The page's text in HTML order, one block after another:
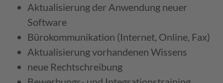
Aktualisierung der Anwendung neuer
Software
Bürokommunikation (Internet, Online, Fax)
Aktualisierung vorhandenen Wissens
neue Rechtschreibung